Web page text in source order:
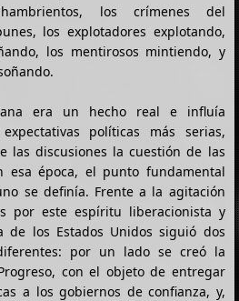
los crímenes del
los explotadores explotando,
los mentirosos mintiendo, y
era un hecho real e influía
políticas más serias,
las discusiones la cuestión de las
esa época, el punto fundamental
se definía. Frente a la agitación
por este espíritu liberacionista y
de los Estados Unidos siguió dos
por un lado se creó la
con el objeto de entregar
a los gobiernos de confianza, y,